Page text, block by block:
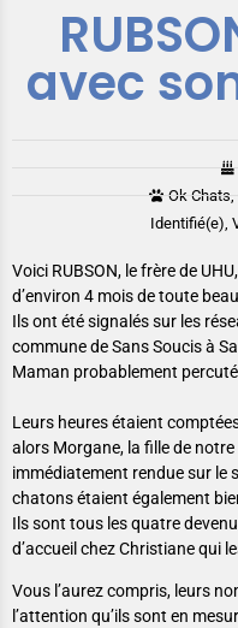
avec
Ok
Identifié(e),
Voici RUBSON, le frère de
d’environ 4 mois de toute
Ils ont été signalés sur les
commune de Sans Soucis à
Maman probablement
Leurs heures étaient
alors Morgane, la fille de notre
immédiatement rendue sur le
chatons étaient également
Ils sont tous les quatre
d’accueil chez Christiane qui
Vous l’aurez compris, leurs
l’attention qu’ils sont en